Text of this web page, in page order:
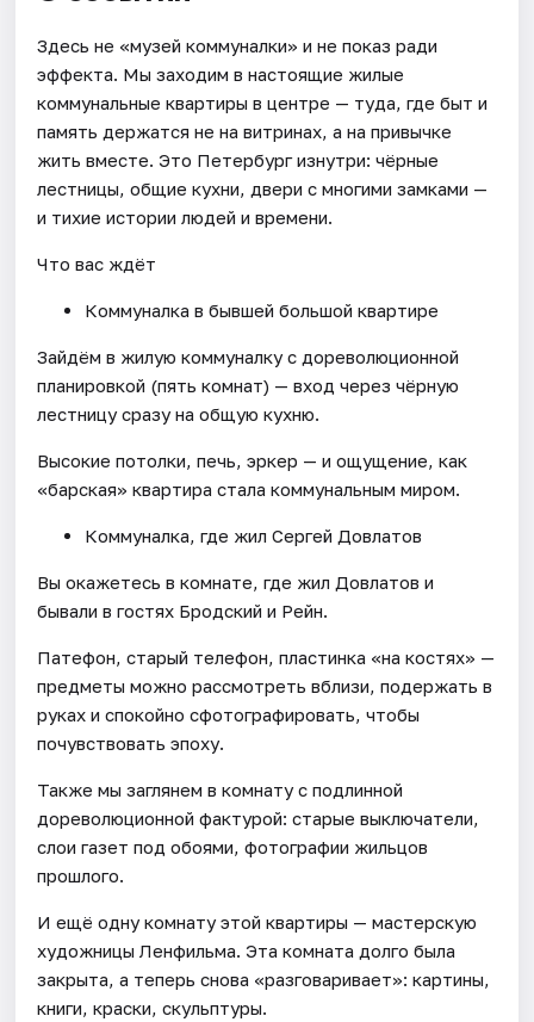
Здесь не «музей коммуналки» и не показ ради
эффекта. Мы заходим в настоящие жилые
коммунальные квартиры в центре — туда, где быт и
память держатся не на витринах, а на привычке
жить вместе. Это Петербург изнутри: чёрные
лестницы, общие кухни, двери с многими замками —
и тихие истории людей и времени.
Что вас ждёт
Коммуналка в бывшей большой квартире
Зайдём в жилую коммуналку с дореволюционной
планировкой (пять комнат) — вход через чёрную
лестницу сразу на общую кухню.
Высокие потолки, печь, эркер — и ощущение, как
«барская» квартира стала коммунальным миром.
Коммуналка, где жил Сергей Довлатов
Вы окажетесь в комнате, где жил Довлатов и
бывали в гостях Бродский и Рейн.
Патефон, старый телефон, пластинка «на костях» —
предметы можно рассмотреть вблизи, подержать в
руках и спокойно сфотографировать, чтобы
почувствовать эпоху.
Также мы заглянем в комнату с подлинной
дореволюционной фактурой: старые выключатели,
слои газет под обоями, фотографии жильцов
прошлого.
И ещё одну комнату этой квартиры — мастерскую
художницы Ленфильма. Эта комната долго была
закрыта, а теперь снова «разговаривает»: картины,
книги, краски, скульптуры.